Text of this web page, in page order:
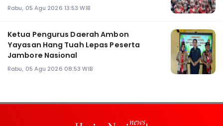
Rabu, 05 Agu 2026 13:53 WIB
Ketua Pengurus Daerah Ambon
Yayasan Hang Tuah Lepas Peserta
Jambore Nasional
Rabu, 05 Agu 2026 08:53 WIB